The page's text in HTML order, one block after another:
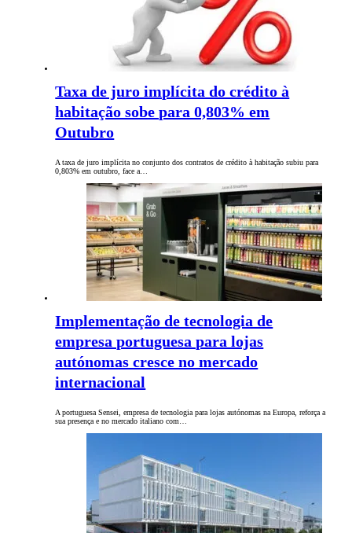
Taxa de juro implícita do crédito à
habitação sobe para 0,803% em
Outubro
A taxa de juro implícita no conjunto dos contratos de crédito à habitação subiu para
0,803% em outubro, face a…
Implementação de tecnologia de
empresa portuguesa para lojas
autónomas cresce no mercado
internacional
A portuguesa Sensei, empresa de tecnologia para lojas autónomas na Europa, reforça a
sua presença e no mercado italiano com…